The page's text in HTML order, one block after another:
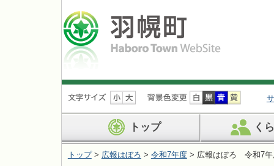
ナ
ビ
ョ
ン
トップ く
トップ> 広報はぼろ > 令和7年度> 広報はぼろ 令和7年